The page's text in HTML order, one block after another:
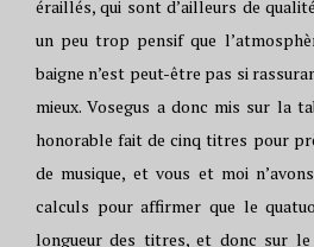
éraillés, qui sont d’ailleurs de
un peu trop pensif que
baigne n’est peut-être pas si
mieux. Vosegus a donc mis sur la
honorable fait de cinq titres pour
de musique, et vous et moi
calculs pour affirmer que le
longueur des titres, et donc sur le